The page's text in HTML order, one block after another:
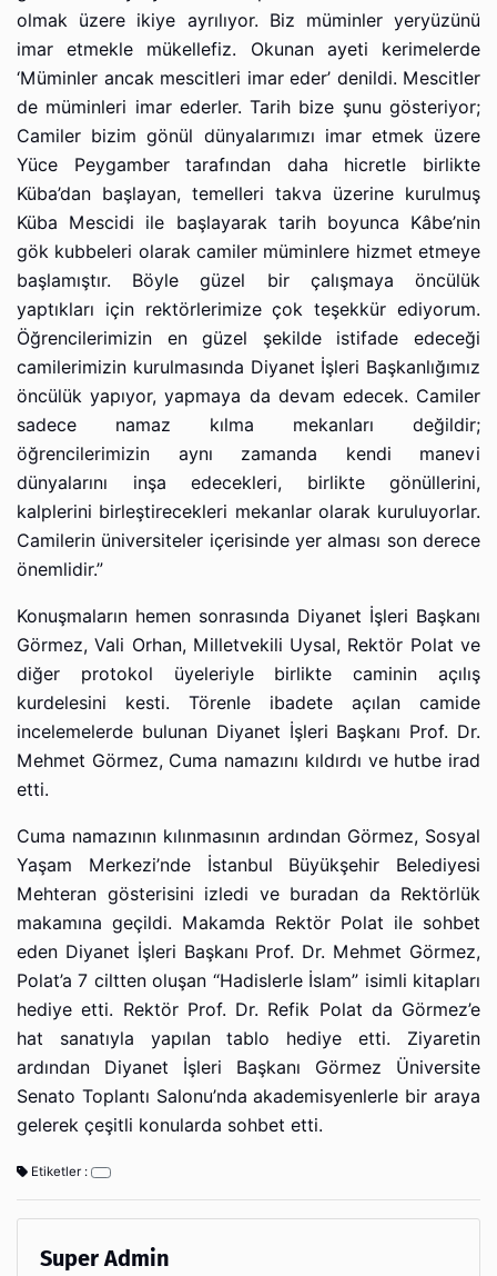
olmak üzere ikiye ayrılıyor. Biz müminler yeryüzünü
imar etmekle mükellefiz. Okunan ayeti kerimelerde
‘Müminler ancak mescitleri imar eder’ denildi. Mescitler
de müminleri imar ederler. Tarih bize şunu gösteriyor;
Camiler bizim gönül dünyalarımızı imar etmek üzere
Yüce Peygamber tarafından daha hicretle birlikte
Küba’dan başlayan, temelleri takva üzerine kurulmuş
Küba Mescidi ile başlayarak tarih boyunca Kâbe’nin
gök kubbeleri olarak camiler müminlere hizmet etmeye
başlamıştır. Böyle güzel bir çalışmaya öncülük
yaptıkları için rektörlerimize çok teşekkür ediyorum.
Öğrencilerimizin en güzel şekilde istifade edeceği
camilerimizin kurulmasında Diyanet İşleri Başkanlığımız
öncülük yapıyor, yapmaya da devam edecek. Camiler
sadece namaz kılma mekanları değildir;
öğrencilerimizin aynı zamanda kendi manevi
dünyalarını inşa edecekleri, birlikte gönüllerini,
kalplerini birleştirecekleri mekanlar olarak kuruluyorlar.
Camilerin üniversiteler içerisinde yer alması son derece
önemlidir.”
Konuşmaların hemen sonrasında Diyanet İşleri Başkanı
Görmez, Vali Orhan, Milletvekili Uysal, Rektör Polat ve
diğer protokol üyeleriyle birlikte caminin açılış
kurdelesini kesti. Törenle ibadete açılan camide
incelemelerde bulunan Diyanet İşleri Başkanı Prof. Dr.
Mehmet Görmez, Cuma namazını kıldırdı ve hutbe irad
etti.
Cuma namazının kılınmasının ardından Görmez, Sosyal
Yaşam Merkezi’nde İstanbul Büyükşehir Belediyesi
Mehteran gösterisini izledi ve buradan da Rektörlük
makamına geçildi. Makamda Rektör Polat ile sohbet
eden Diyanet İşleri Başkanı Prof. Dr. Mehmet Görmez,
Polat’a 7 ciltten oluşan “Hadislerle İslam” isimli kitapları
hediye etti. Rektör Prof. Dr. Refik Polat da Görmez’e
hat sanatıyla yapılan tablo hediye etti. Ziyaretin
ardından Diyanet İşleri Başkanı Görmez Üniversite
Senato Toplantı Salonu’nda akademisyenlerle bir araya
gelerek çeşitli konularda sohbet etti.
Etiketler :
Super Admin